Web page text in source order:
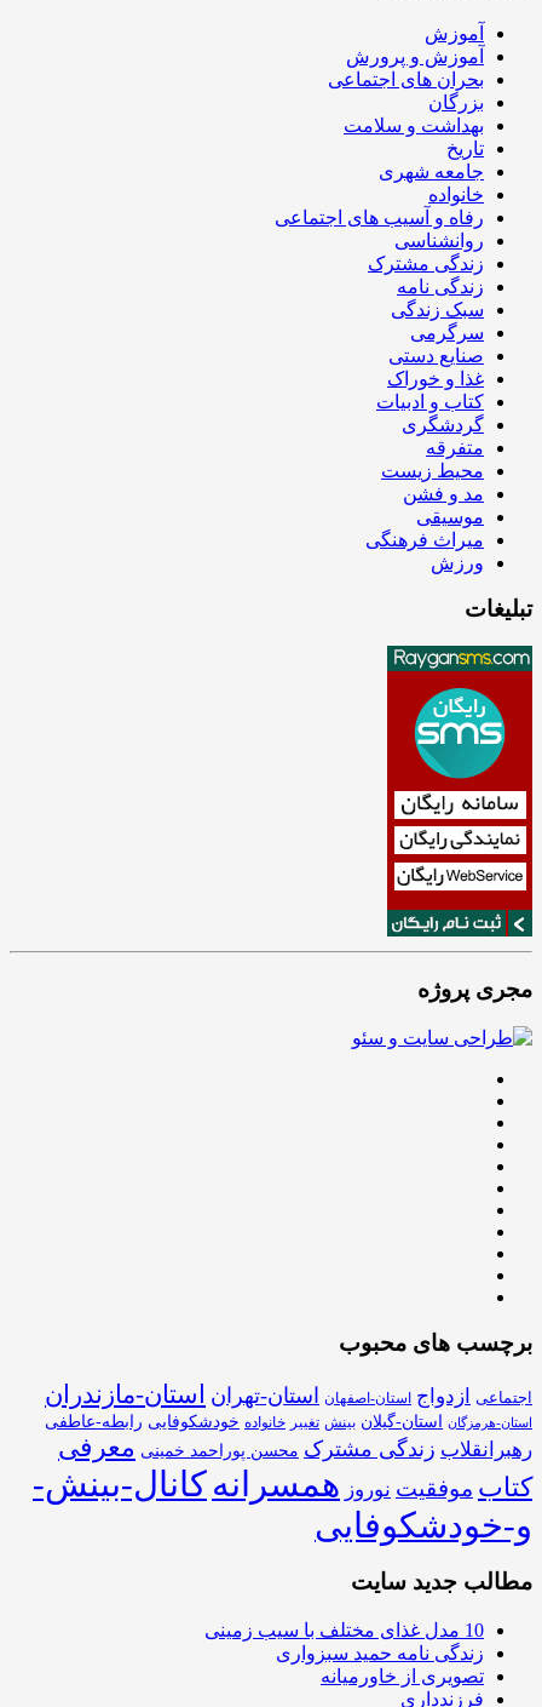
آموزش
آموزش و پرورش
بحران های اجتماعی
بزرگان
بهداشت و سلامت
تاریخ
جامعه شهری
خانواده
رفاه و آسیب های اجتماعی
روانشناسی
زندگی مشترک
زندگی نامه
سبک زندگی
سرگرمی
صنایع دستی
غذا و خوراک
کتاب و ادبیات
گردشگری
متفرقه
محیط زیست
مد و فشن
موسیقی
میراث فرهنگی
ورزش
تبلیغات
مجری پروژه
برچسب های محبوب
اجتماعی ازدواج استان-اصفهان استان-تهران استان-مازندران
استان-هرمزگان استان-گیلان بینش تغییر خانواده خودشکوفایی رابطه-عاطفی
رهبرانقلاب زندگی مشترک محسن پوراحمد خمینی معرفی
کتاب موفقیت نوروز همسرانهکانال-بینش-
و-خودشکوفایی
مطالب جدید سایت
10 مدل غذای مختلف با سیب زمینی
زندگی نامه حمید سبزواری
تصویری از خاورمیانه
فرزندداری